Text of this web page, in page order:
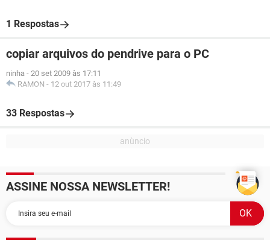
1 Respostas
copiar arquivos do pendrive para o PC
ninha - 20 set 2009 às 17:11
RAMON - 12 out 2017 às 11:49
33 Respostas
ASSINE NOSSA NEWSLETTER!